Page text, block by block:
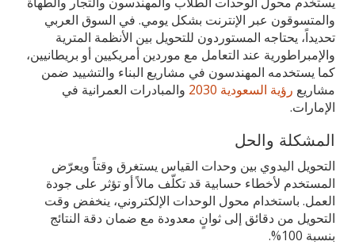
والمتسوقون عبر الإنترنت بشكل يومي. في السوق العربي
تحديداً، يحتاجه المستوردون للتحويل بين الأنظمة المترية
والإمبراطورية عند التعامل مع موردين أمريكيين أو بريطانيين،
كما يستخدمه المهندسون في مشاريع البناء والتشييد ضمن
مشاريع رؤية السعودية 2030
والمبادرات العمرانية في
الإمارات.
المشكلة والحل
التحويل اليدوي بين وحدات القياس يستغرق وقتاً ويعرّض
المستخدم لأخطاء حسابية قد تكلّف مالاً أو تؤثر على جودة
العمل. باستخدام محول الوحدات الإلكتروني، ينخفض وقت
التحويل من دقائق إلى ثوانٍ معدودة مع ضمان دقة النتائج
بنسبة 100%.